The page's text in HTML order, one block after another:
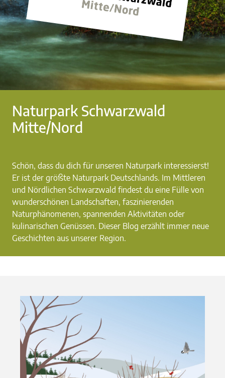
Naturpark Schwarzwald
Mitte/Nord
Schön, dass du dich für unseren Naturpark interessierst!
Er ist der größte Naturpark Deutschlands. Im Mittleren
und Nördlichen Schwarzwald findest du eine Fülle von
wunderschönen Landschaften, faszinierenden
Naturphänomenen, spannenden Aktivitäten oder
kulinarischen Genüssen. Dieser Blog erzählt immer neue
Geschichten aus unserer Region.